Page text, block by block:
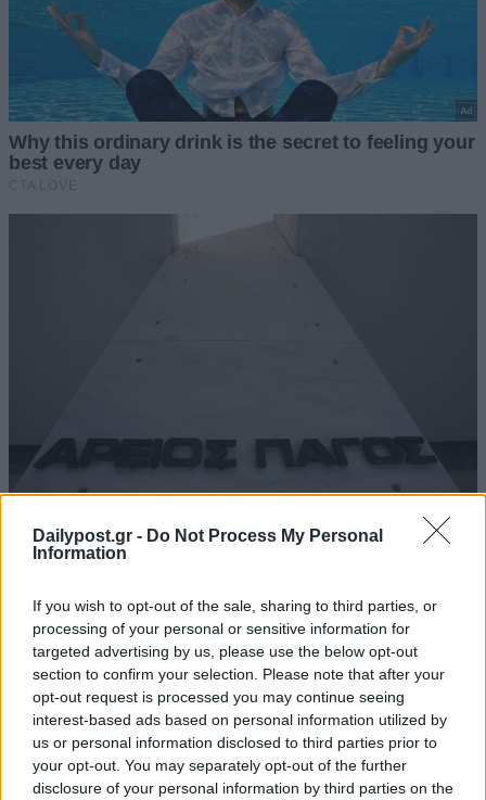
Dailypost.gr - Do Not Process My Personal
Information
If you wish to opt-out of the sale, sharing to third parties, or
processing of your personal or sensitive information for
targeted advertising by us, please use the below opt-out
section to confirm your selection. Please note that after your
opt-out request is processed you may continue seeing
interest-based ads based on personal information utilized by
us or personal information disclosed to third parties prior to
your opt-out. You may separately opt-out of the further
disclosure of your personal information by third parties on the